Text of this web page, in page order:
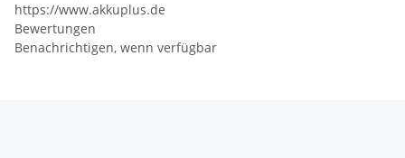
https://www.akkuplus.de
Bewertungen
Benachrichtigen, wenn verfügbar